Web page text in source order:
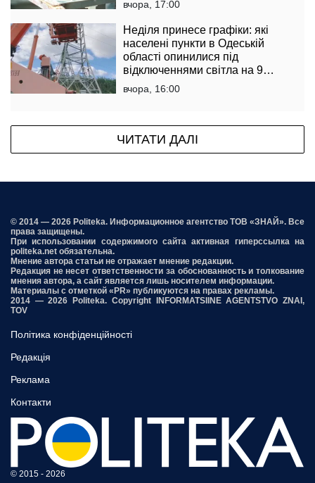
вчора, 17:00
Неділя принесе графіки: які
населені пункти в Одеській
області опинилися під
відключеннями світла на 9
серпня
вчора, 16:00
ЧИТАТИ ДАЛІ
© 2014 — 2026 Politeka. Информационное агентство ТОВ «ЗНАЙ». Все
права защищены.
При использовании содержимого сайта активная гиперссылка на
politeka.net обязательна.
Мнение автора статьи не отражает мнение редакции.
Редакция не несет ответственности за обоснованность и толкование
мнения автора, а сайт является лишь носителем информации.
Материалы с отметкой «PR» публикуются на правах рекламы.
2014 — 2026 Politeka. Copyright INFORMATSIINE AGENTSTVO ZNAI,
TOV
Політика конфіденційності
Редакція
Реклама
Контакти
© 2015 - 2026